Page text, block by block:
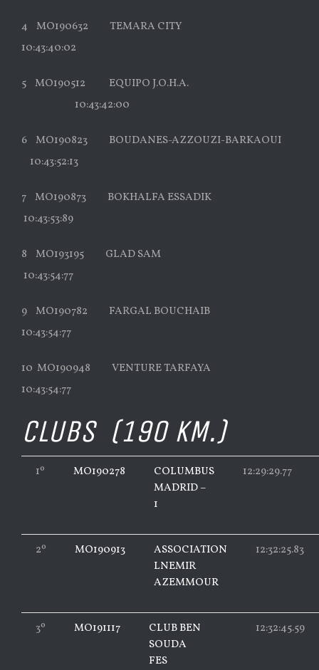
4 MO190632 TEMARA CITY
10:43:40:02
5 MO190512 EQUIPO J.O.H.A.
10:43:42:00
6 MO190823 BOUDANES-AZZOUZI-BARKAOUI
10:43:52:13
7 MO190873 BOKHALFA ESSADIK
10:43:53:89
8 MO193195 GLAD SAM
10:43:54:77
9 MO190782 FARGAL BOUCHAIB
10:43:54:77
10 MO190948 VENTURE TARFAYA
10:43:54:77
CLUBS (190 KM.)
1º MO190278
COLUMBUS
MADRID –
1
12:29:29.77
2º MO190913
ASSOCIATION
LNEMIR
AZEMMOUR
12:32:25.83
3º MO191117
CLUB BEN
SOUDA
FES
12:32:45.59